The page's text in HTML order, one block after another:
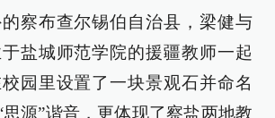
察布查尔锡伯自治县，梁健与
盐城师范学院的援疆教师一起
园里设置了一块景观石并命名
思源”谐音，更体现了察盐两地教